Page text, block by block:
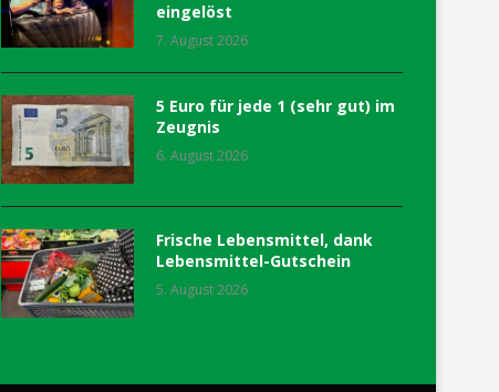
eingelöst
7. August 2026
5 Euro für jede 1 (sehr gut) im
Zeugnis
6. August 2026
Frische Lebensmittel, dank
Lebensmittel-Gutschein
5. August 2026